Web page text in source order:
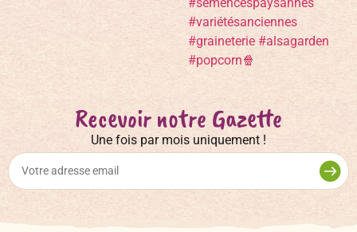
Recevoir notre Gazette
Une fois par mois uniquement !